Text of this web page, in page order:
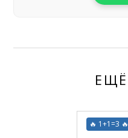
ЕЩЁ
🔥 1+1=3 🔥